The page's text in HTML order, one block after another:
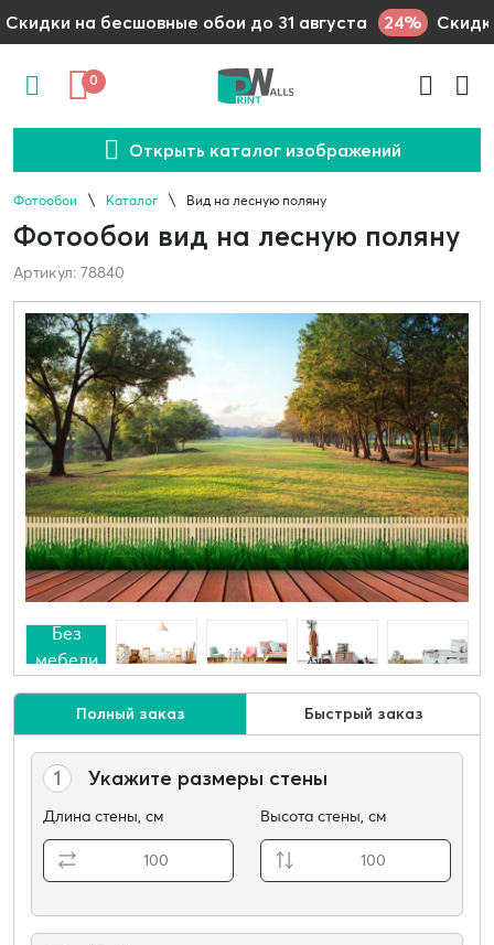
Скидки на бесшовные обои до 31 августа 24%
0
Открыть каталог изображений
Фотообои Каталог Вид на лесную поляну
Фотообои вид на лесную поляну
Артикул: 78840
Без
мебели
Полный заказ Быстрый заказ
1 Укажите размеры стены
Длина стены, см Высота стены, см